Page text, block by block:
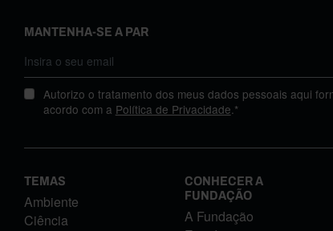
MANTENHA-SE A PAR
Autorizo o tratamento dos meus dados pessoais aqui
acordo com a Política de Privacidade.*
TEMAS
Ambiente
Ciência
CONHECER A
FUNDAÇÃO
A Fundação